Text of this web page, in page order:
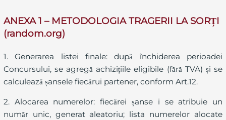
ANEXA 1 – METODOLOGIA TRAGERII LA SORȚI
(random.org)
1. Generarea listei finale: după închiderea perioadei
Concursului, se agregă achizițiile eligibile (fără TVA) și se
calculează șansele fiecărui partener, conform Art.12.
2. Alocarea numerelor: fiecărei șanse i se atribuie un
număr unic, generat aleatoriu; lista numerelor alocate